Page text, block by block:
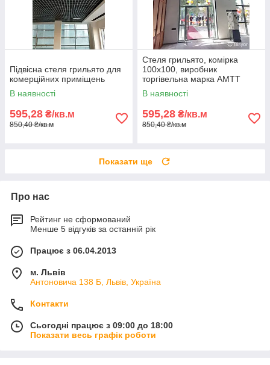
Підвісна стеля грильято для
комерційних приміщень
В наявності
595,28 ₴/кв.м
850,40 ₴/кв.м
Стеля грильято, комірка
100х100, виробник
торгівельна марка АМТТ
В наявності
595,28 ₴/кв.м
850,40 ₴/кв.м
Показати ще
Про нас
Рейтинг не сформований
Менше 5 відгуків за останній рік
Працює з 06.04.2013
м. Львів
Антоновича 138 Б, Львів, Україна
Контакти
Сьогодні працює з 09:00 до 18:00
Показати весь графік роботи